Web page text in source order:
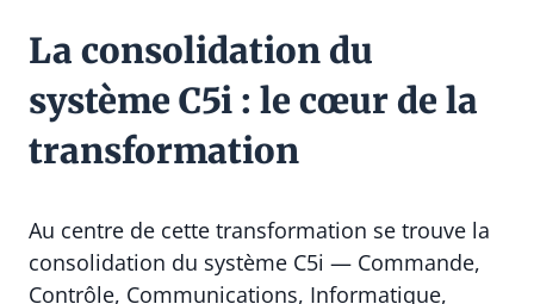
La consolidation du
système C5i : le cœur de la
transformation
Au centre de cette transformation se trouve la
consolidation du système C5i — Commande,
Contrôle, Communications, Informatique,